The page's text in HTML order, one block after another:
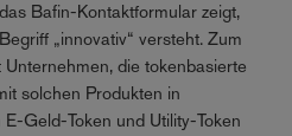
Bafin-Kontaktformular zeigt,
„innovativ“ versteht. Zum
die tokenbasierte
solchen Produkten in
Geld-Token und Utility-Token